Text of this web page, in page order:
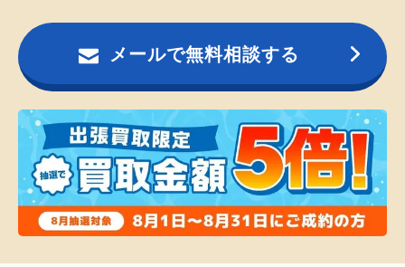
メールで無料相談する